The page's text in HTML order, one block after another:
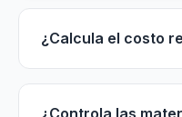
¿Calcula el costo
¿Controla las